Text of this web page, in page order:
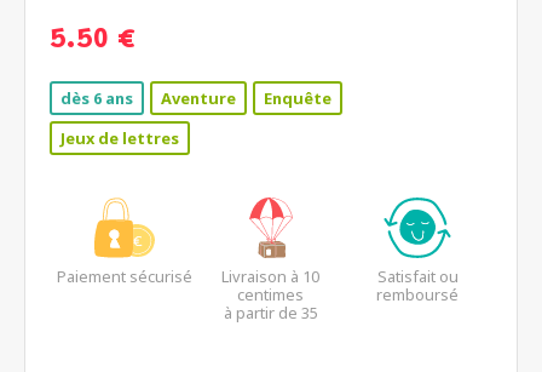
5.50 €
dès 6 ans Aventure
Enquête
Jeux de lettres
Paiement sécurisé
Livraison à 10
centimes
à partir de 35
Satisfait ou
remboursé